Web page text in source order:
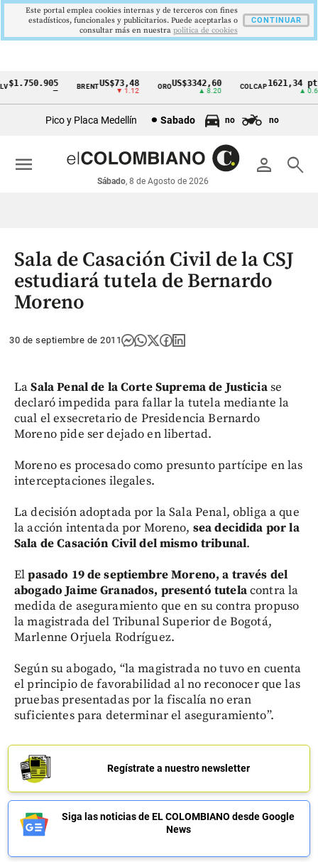
Cintillo
económicos
Colombia
$1.750.905 BRENTUS$73,48
▼ 1.12
OROUS$3342,60
▲ 8.20
COLCAP1621,34 pts
▲ 0.67
Pico y Placa Medellín Sabado no no
person search
Sábado, 8 de Agosto de 2026
menu
Sala de Casación Civil de la CSJ
estudiará tutela de Bernardo
Moreno
30 de septiembre de 2011
LaSala Penal de la Corte Suprema de Justiciase
declaró impedida para fallar la tutela mediante la
cual el exsecretario de Presidencia Bernardo
Moreno pide ser dejado en libertad.
Moreno es procesado como presunto partícipe en las
interceptaciones ilegales.
La decisión adoptada por la Sala Penal, obliga a que
la acción intentada por Moreno, sea decidida por la
Sala de Casación Civil del mismo tribunal.
Elpasado 19 de septiembre Moreno, a través del
abogado Jaime Granados, presentó tutelacontra la
medida de aseguramiento que en su contra propuso
la magistrada del Tribunal Superior de Bogotá,
Marlenne Orjuela Rodríguez.
Según su abogado, “la magistrada no tuvo en cuenta
el principio de favorabilidad al no reconocer que las
pruebas presentadas por la fiscalía no eran
suficientes para determinar el aseguramiento”.
Regístrate a nuestro newsletter
Siga las noticias de EL COLOMBIANO desde Google
News
Este portal emplea cookies internas y de terceros con fines
estadísticos, funcionales y publicitarios. Puede aceptarlas o
consultar más en nuestra politica de cookies
CONTINUAR